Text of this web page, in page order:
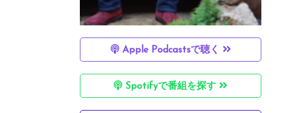
Apple Podcastsで聴く
Spotifyで番組を探す